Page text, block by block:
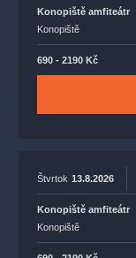
Konopiště amfiteátr
Konopiště
690 - 2190 Kč
Štvrtok 13.8.2026
Konopiště amfiteátr
Konopiště